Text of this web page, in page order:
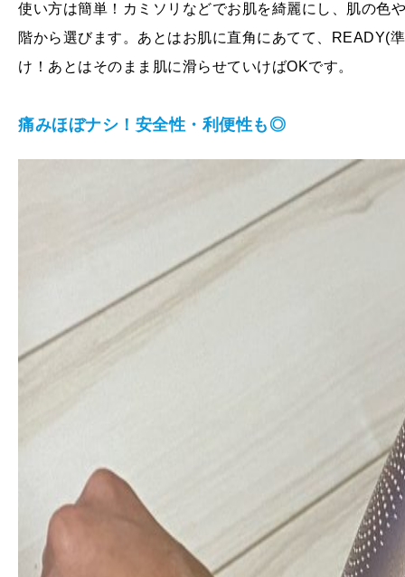
使い方は簡単！カミソリなどでお肌を綺麗にし、肌の色
階から選びます。あとはお肌に直角にあてて、READY(
け！あとはそのまま肌に滑らせていけばOKです。
痛みほぼナシ！安全性・利便性も◎